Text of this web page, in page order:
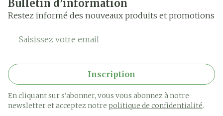
Bulletin d’information
Restez informé des nouveaux produits et promotions
Adresse mail
Inscription
En cliquant sur s'abonner, vous vous abonnez à notre
newsletter et acceptez notre politique de confidentialité.